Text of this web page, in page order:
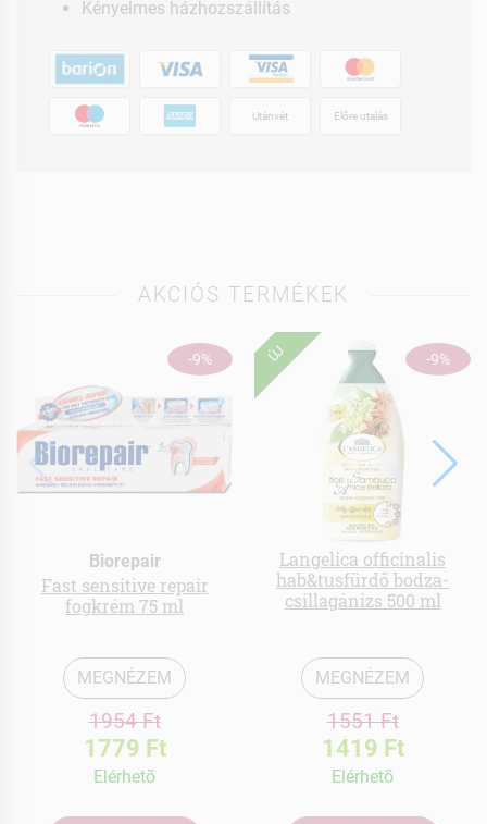
Kényelmes házhozszállítás
Utánvét Előre utalás
AKCIÓS TERMÉKEK
-9%
Biorepair
Fast sensitive repair
fogkrém 75 ml
MEGNÉZEM
1954 Ft
1779 Ft
Elérhetõ
-9%
ÚJ
Langelica officinalis
hab&tusfürdő bodza-
csillagánizs 500 ml
MEGNÉZEM
1551 Ft
1419 Ft
Elérhetõ